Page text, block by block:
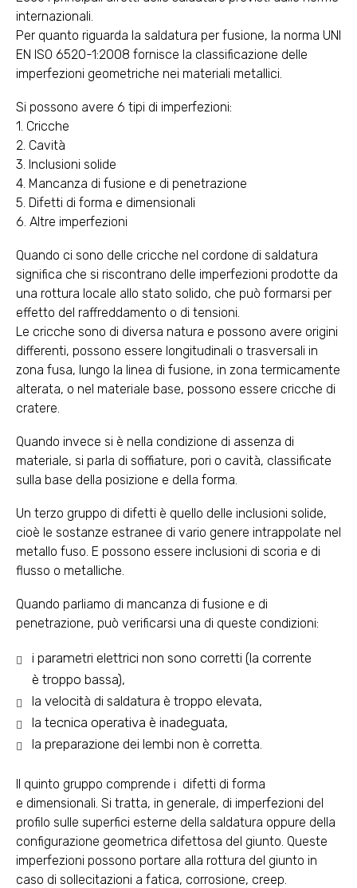
internazionali.
Per quanto riguarda la saldatura per fusione, la norma UNI
EN ISO 6520-1:2008 fornisce la classificazione delle
imperfezioni geometriche nei materiali metallici.
Si possono avere 6 tipi di imperfezioni:
1. Cricche
2. Cavità
3. Inclusioni solide
4. Mancanza di fusione e di penetrazione
5. Difetti di forma e dimensionali
6. Altre imperfezioni
Quando ci sono delle cricche nel cordone di saldatura
significa che si riscontrano delle imperfezioni prodotte da
una rottura locale allo stato solido, che può formarsi per
effetto del raffreddamento o di tensioni.
Le cricche sono di diversa natura e possono avere origini
differenti, possono essere longitudinali o trasversali in
zona fusa, lungo la linea di fusione, in zona termicamente
alterata, o nel materiale base, possono essere cricche di
cratere.
Quando invece si è nella condizione di assenza di
materiale, si parla di soffiature, pori o cavità, classificate
sulla base della posizione e della forma.
Un terzo gruppo di difetti è quello delle inclusioni solide,
cioè le sostanze estranee di vario genere intrappolate nel
metallo fuso. E possono essere inclusioni di scoria e di
flusso o metalliche.
Quando parliamo di mancanza di fusione e di
penetrazione, può verificarsi una di queste condizioni:
i parametri elettrici non sono corretti (la corrente
è troppo bassa),
la velocità di saldatura è troppo elevata,
la tecnica operativa è inadeguata,
la preparazione dei lembi non è corretta.
Il quinto gruppo comprende i difetti di forma
e dimensionali. Si tratta, in generale, di imperfezioni del
profilo sulle superfici esterne della saldatura oppure della
configurazione geometrica difettosa del giunto. Queste
imperfezioni possono portare alla rottura del giunto in
caso di sollecitazioni a fatica, corrosione, creep.